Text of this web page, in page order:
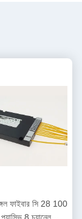
ফাইবার সি 28 100